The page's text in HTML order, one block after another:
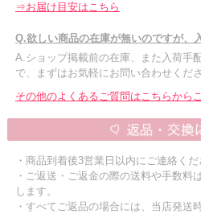
⇒お届け目安はこちら
Q.欲しい商品の在庫が無いのですが、
A.ショップ掲載前の在庫、また入荷手
で、まずはお気軽にお問い合わせくださ
その他のよくあるご質問はこちらから
・商品到着後3営業日以内にご連絡くだ
・ご返送・ご返金の際の送料や手数料
します。
・すべてご返品の場合には、当店発送